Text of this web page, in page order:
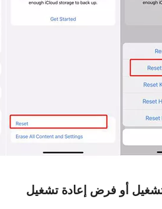
إعادة تشغيل أو فرض إعادة تشغيل